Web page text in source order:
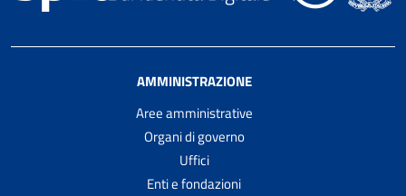
AMMINISTRAZIONE
Aree amministrative
Organi di governo
Uffici
Enti e fondazioni